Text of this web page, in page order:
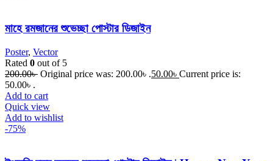
মাহে রমজানের শুভেচ্ছা পোস্টার ডিজাইন
Poster, Vector
Rated 0 out of 5
200.00৳ Original price was: 200.00৳ .50.00৳ Current price is:
50.00৳ .
Add to cart
Quick view
Add to wishlist
-75%